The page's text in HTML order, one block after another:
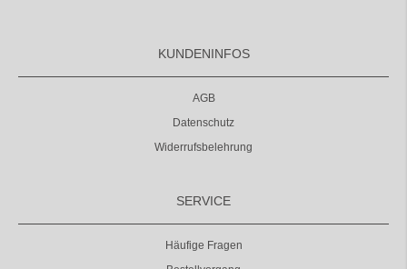
KUNDENINFOS
AGB
Datenschutz
Widerrufsbelehrung
SERVICE
Häufige Fragen